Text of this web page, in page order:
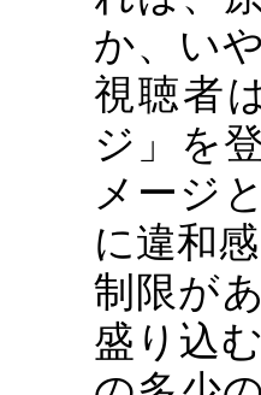
か、い
視聴者
ジ」を
メージ
に違和
制限が
盛り込